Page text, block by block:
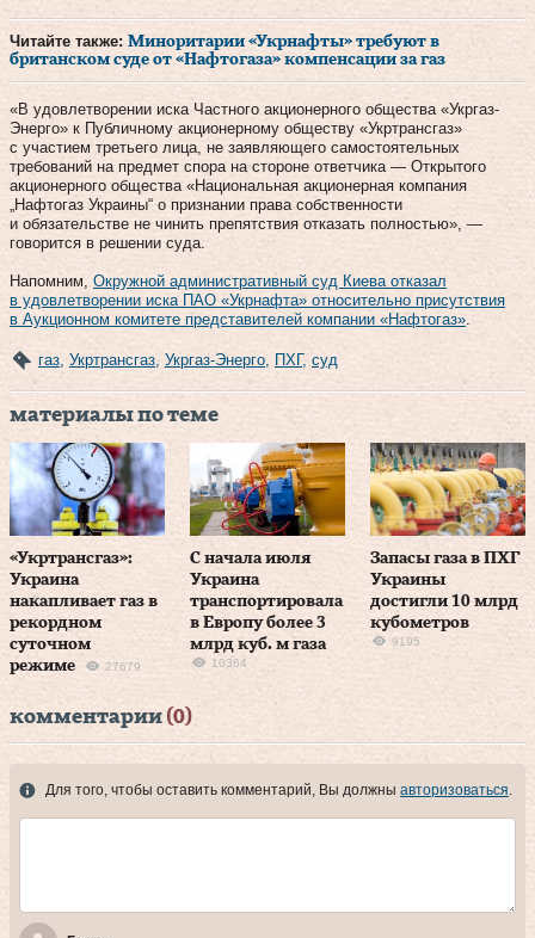
Читайте также: Миноритарии «Укрнафты» требуют в
британском суде от «Нафтогаза» компенсации за газ
«В удовлетворении иска Частного акционерного общества «Укргаз-
Энерго» к Публичному акционерному обществу «Укртрансгаз»
с участием третьего лица, не заявляющего самостоятельных
требований на предмет спора на стороне ответчика — Открытого
акционерного общества «Национальная акционерная компания
„Нафтогаз Украины“ о признании права собственности
и обязательстве не чинить препятствия отказать полностью», —
говорится в решении суда.
Напомним, Окружной административный суд Киева отказал
в удовлетворении иска ПАО «Укрнафта» относительно присутствия
в Аукционном комитете представителей компании «Нафтогаз».
газ, Укртрансгаз, Укргаз-Энерго, ПХГ, суд
материалы по теме
«Укртрансгаз»:
Украина
накапливает газ в
рекордном
суточном
режиме
27679
С начала июля
Украина
транспортировала
в Европу более 3
млрд куб. м газа
10364
Запасы газа в ПХГ
Украины
достигли 10 млрд
кубометров
9195
комментарии (0)
Для того, чтобы оставить комментарий, Вы должны авторизоваться